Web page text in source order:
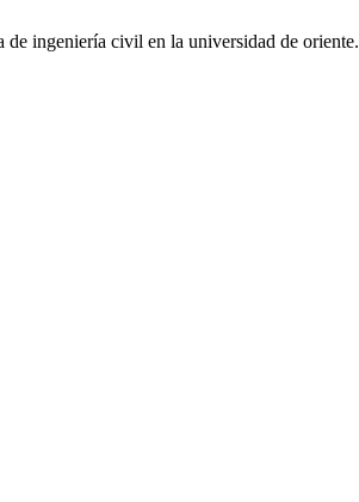
ingeniería civil en la universidad de oriente.